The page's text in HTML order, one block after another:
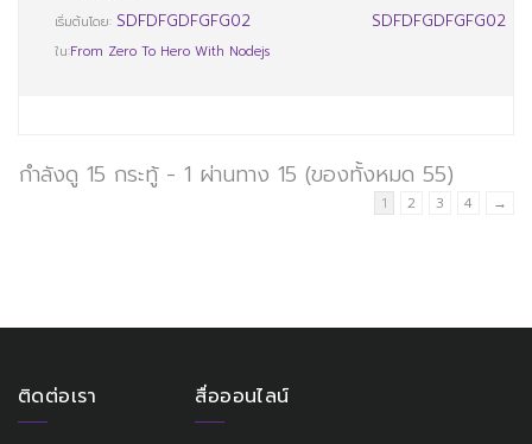
เริ่มต้นโดย: SDFDFGDFGFG02
ใน:From Zero To Hero With Nodejs
SDFDFGDFGFG02
กำลังดู 15 กระทู้ - 1 ผ่านทาง 15 (ของทั้งหมด 55)
1 2 3 4 →
ติดต่อเรา สื่อออนไลน์